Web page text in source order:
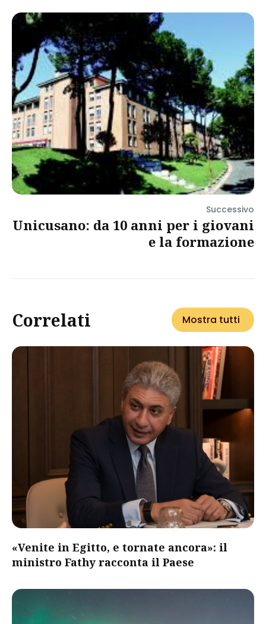
Successivo
Unicusano: da 10 anni per i giovani
e la formazione
Correlati Mostra tutti
«Venite in Egitto, e tornate ancora»: il
ministro Fathy racconta il Paese